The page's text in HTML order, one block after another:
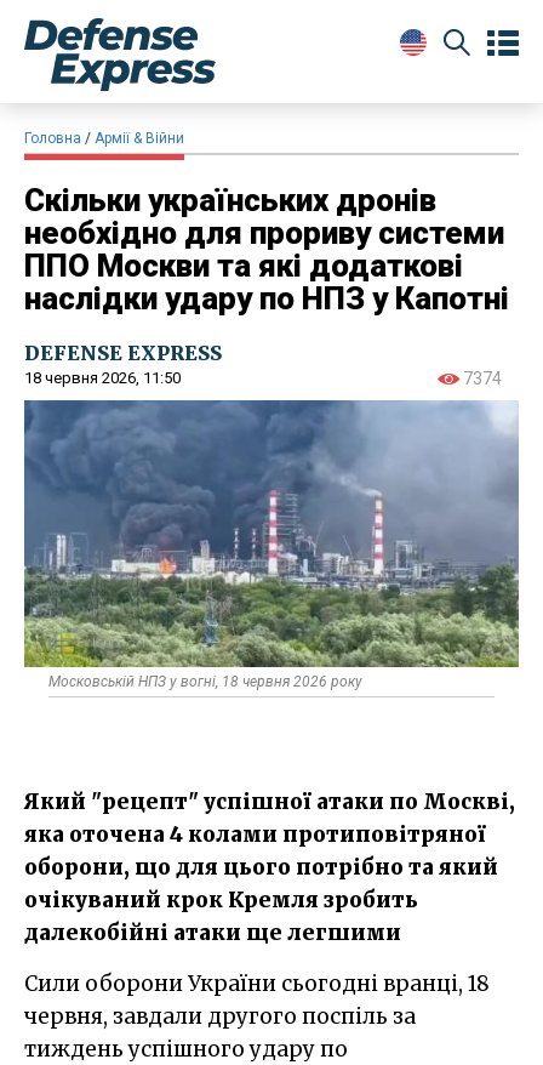
Головна Армії & Війни
Скільки українських дронів
необхідно для прориву системи
ППО Москви та які додаткові
наслідки удару по НПЗ у Капотні
DEFENSE EXPRESS
18 червня 2026, 11:50 7374
Московській НПЗ у вогні, 18 червня 2026 року
Який "рецепт" успішної атаки по Москві,
яка оточена 4 колами протиповітряної
оборони, що для цього потрібно та який
очікуваний крок Кремля зробить
далекобійні атаки ще легшими
Сили оборони України сьогодні вранці, 18
червня, завдали другого поспіль за
тиждень успішного удару по